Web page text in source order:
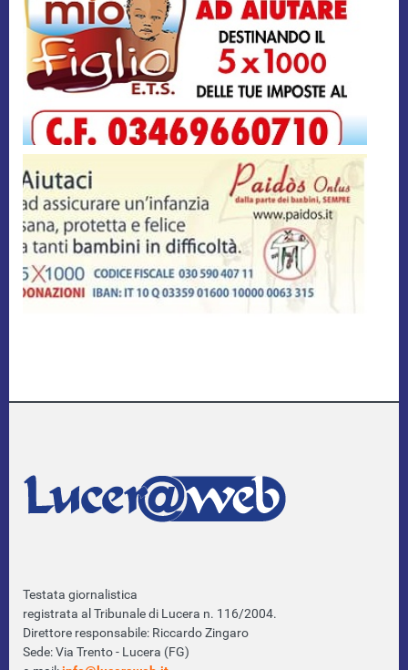
Testata giornalistica
registrata al Tribunale di Lucera n. 116/2004.
Direttore responsabile: Riccardo Zingaro
Sede: Via Trento - Lucera (FG)